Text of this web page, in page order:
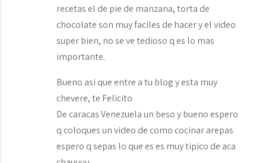
recetas el de pie de manzana, torta de
chocolate son muy faciles de hacer y el video
super bien, no se ve tedioso q es lo mas
importante.
Bueno asi que entre a tu blog y esta muy
chevere, te Felicito
De caracas Venezuela un beso y bueno espero
q coloques un video de como cocinar arepas
espero q sepas lo que es es muy tipico de aca